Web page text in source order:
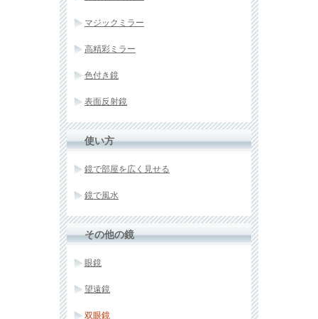
マジックミラー
高精彩ミラー
色付き鏡
表面反射鏡
使い方
鏡で部屋を広く見せる
鏡で風水
その他の鏡
眼鏡
望遠鏡
双眼鏡